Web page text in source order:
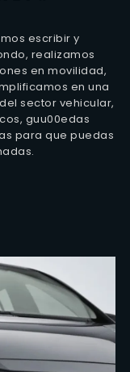
escribir y
realizamos
en movilidad,
en una
sector vehicular,
guu00edas
para que puedas